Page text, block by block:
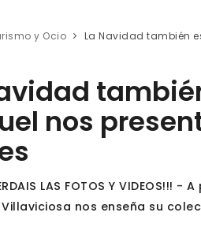
y Ocio La Navidad también
nos
LAS FOTOS Y
nos enseña su